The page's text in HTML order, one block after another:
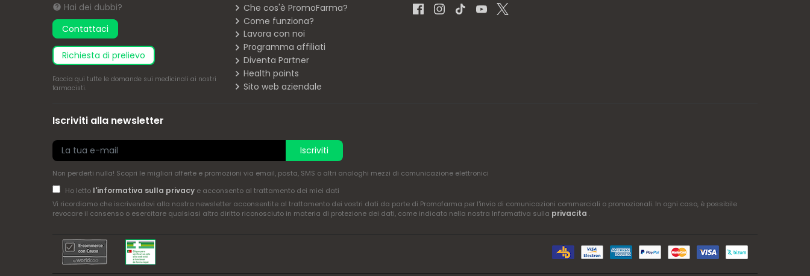
Hai dei dubbi?
Contattaci
richiesta di prelievo
Faccia qui tutte le domande sui medicinali ai nostri
farmacisti.
Che cos'è PromoFarma?
Come funziona?
Lavora con noi
Programma affiliati
Diventa Partner
Health points
Sito web aziendale
Iscriviti alla newsletter
Iscriviti
Non perderti nulla! Scopri le migliori offerte e promozioni via email, posta, SMS o altri analoghi mezzi di comunicazione elettronici
Ho letto l'informativa sulla privacye acconsento al trattamento dei miei dati
Vi ricordiamo che iscrivendovi alla nostra newsletter acconsentite al trattamento dei vostri dati da parte di Promofarma per l'invio di comunicazioni commerciali o promozionali. In ogni caso, è possibile
revocare il consenso o esercitare qualsiasi altro diritto riconosciuto in materia di protezione dei dati, come indicato nella nostra Informativa sulla privacita .